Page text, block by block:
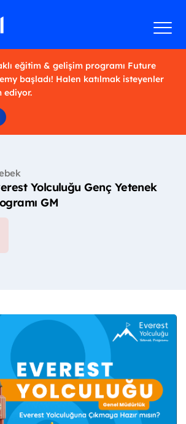
eğitim & gelişim programı Future
başladı! Halen katılmak isteyenler
ediyor.
Yolculuğu Genç Yetenek
GM